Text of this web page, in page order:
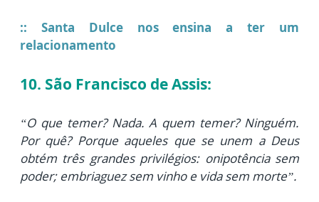
:: Santa Dulce nos ensina a ter um
relacionamento
10. São Francisco de Assis:
“O que temer? Nada. A quem temer? Ninguém.
Por quê? Porque aqueles que se unem a Deus
obtém três grandes privilégios: onipotência sem
poder; embriaguez sem vinho e vida sem morte”.